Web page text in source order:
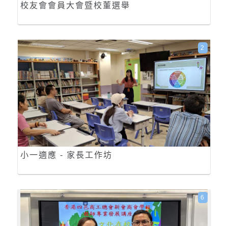
校友會會員大會暨校董選舉
小一適應 - 家長工作坊
2
6